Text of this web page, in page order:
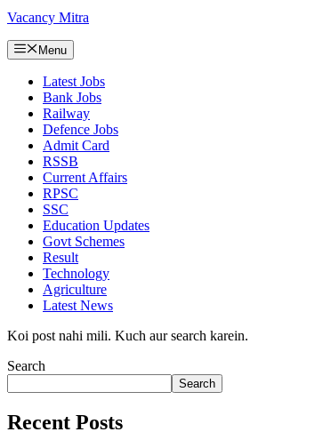
Vacancy Mitra
Menu
Latest Jobs
Bank Jobs
Railway
Defence Jobs
Admit Card
RSSB
Current Affairs
RPSC
SSC
Education Updates
Govt Schemes
Result
Technology
Agriculture
Latest News
Koi post nahi mili. Kuch aur search karein.
Search
Search
Recent Posts